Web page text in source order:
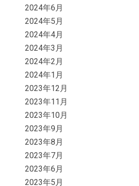
2024年6月
2024年5月
2024年4月
2024年3月
2024年2月
2024年1月
2023年12月
2023年11月
2023年10月
2023年9月
2023年8月
2023年7月
2023年6月
2023年5月